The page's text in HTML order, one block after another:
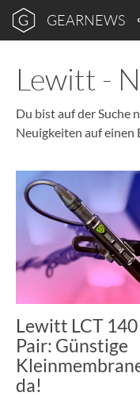
GEARNEWS
Lewitt -
Du bist auf der Suche
Neuigkeiten auf
Lewitt LCT
Pair: Günstige
da!